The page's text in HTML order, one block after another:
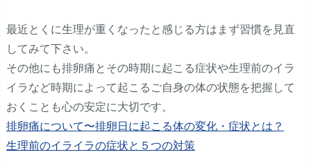
最近とくに生理が重くなったと感じる方はまず習慣を見直
してみて下さい。
その他にも排卵痛とその時期に起こる症状や生理前のイラ
イラなど時期によって起こるご自身の体の状態を把握して
おくことも心の安定に大切です。
排卵痛について〜排卵日に起こる体の変化・症状とは？
生理前のイライラの症状と５つの対策